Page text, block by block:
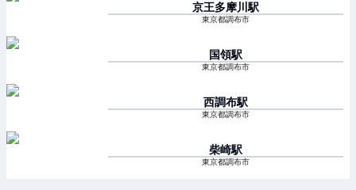
京王多摩川 駅
東京都調布市
国領駅
東京都調布市
西調布駅
東京都調布市
柴崎駅
東京都調布市